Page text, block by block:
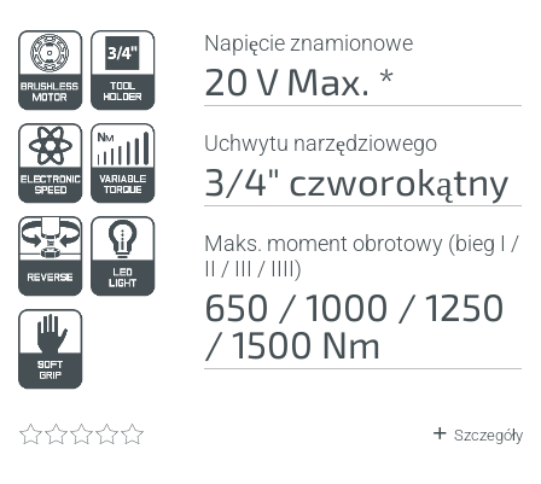
Napięcie znamionowe
20 V Max. *
Uchwytu narzędziowego
3/4" czworokątny
Maks. moment obrotowy (bieg I /
II / III / IIII)
650 / 1000 / 1250
/ 1500 Nm
Szczegóły